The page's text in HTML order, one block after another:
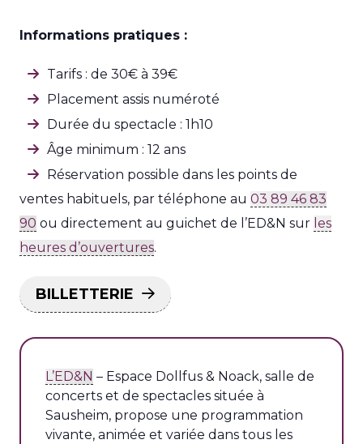
Informations pratiques :
Tarifs : de 30€ à 39€
Placement assis numéroté
Durée du spectacle : 1h10
Âge minimum : 12 ans
Réservation possible dans les points de
ventes habituels, par téléphone au 03 89 46 83
90 ou directement au guichet de l’ED&N sur les
heures d’ouvertures.
BILLETTERIE
L’ED&N – Espace Dollfus & Noack, salle de
concerts et de spectacles située à
Sausheim, propose une programmation
vivante, animée et variée dans tous les